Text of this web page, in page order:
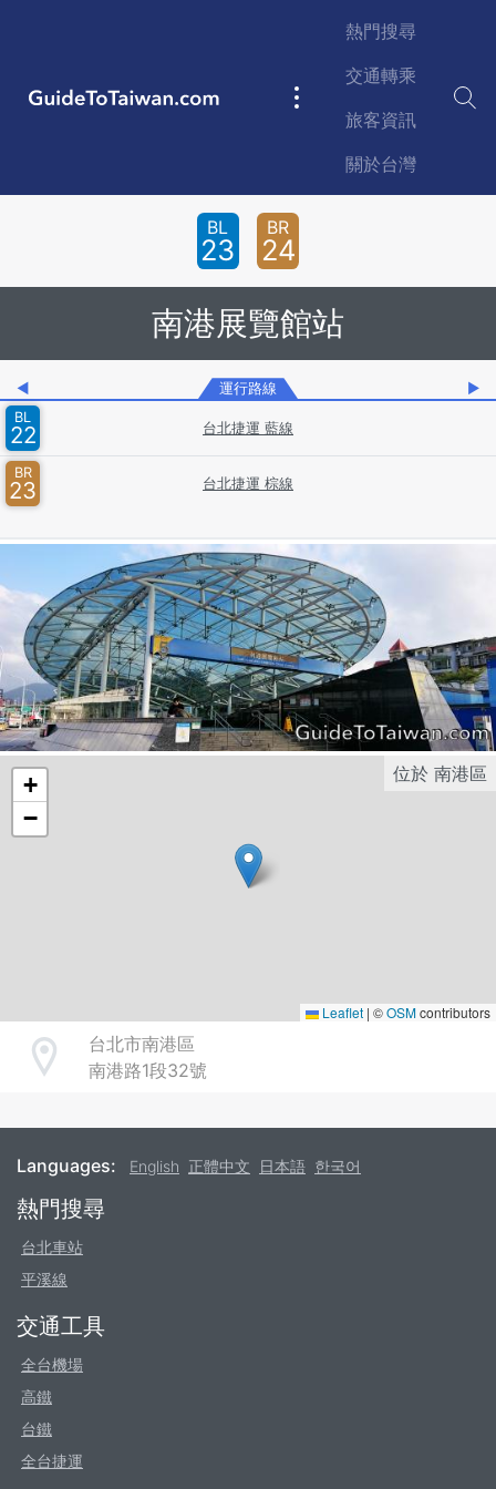
GuideToTaiwan.com
Main
熱門搜尋
交通轉乘
旅客資訊
關於台灣
BL
23
BR
24
南港展覽館站
◀ 運行路線
▶
BL
22 台北捷運 藍線
BR
23 台北捷運 棕線
位於 南港區
+
−
Leaflet | ©OSMcontributors
Address
台北市南港區
南港路1段32號
Languages: English 正體中文 日本語 한국어
Footer
熱門搜尋
台北車站
平溪線
交通工具
全台機場
高鐵
台鐵
全台捷運